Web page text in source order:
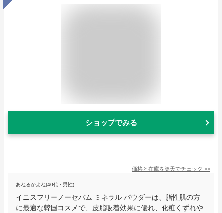
ショップでみる
価格と在庫を楽天でチェック >>
あねるかよね(40代・男性)
イニスフリーノーセバム ミネラル パウダーは、脂性肌の方
に最適な韓国コスメで、皮脂吸着効果に優れ、化粧くずれや